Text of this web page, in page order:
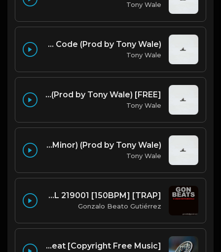
Tony Wale
Running The Code (Prod by Tony Wale)
Tony Wale
[FREE] Juice WRLD Type Beat - Lucid Piano (Prod by Tony Wale)
Tony Wale
Bryson Tiller Type Beat - Smoking Aces (F Minor) (Prod by Tony Wale)
Tony Wale
GON BEATS - INSTRUMENTAL 219001 [150BPM] [TRAP]
Gonzalo Beato Gutiérrez
Emergency | Hiphop Type Beat [Copyright Free Music]